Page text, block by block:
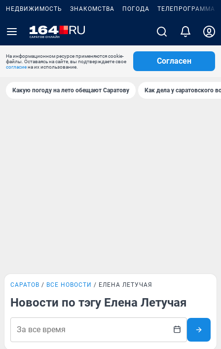
НЕДВИЖИМОСТЬ ЗНАКОМСТВА ПОГОДА ТЕЛЕПРОГРАММА
На информационном ресурсе применяются cookie-
файлы. Оставаясь на сайте, вы подтверждаете свое
согласиена их использование.
Согласен
Какую погоду на лето обещают Саратову Как дела у саратовского
САРАТОВ ВСЕ НОВОСТИ ЕЛЕНА ЛЕТУЧАЯ
Новости по тэгу Елена Летучая